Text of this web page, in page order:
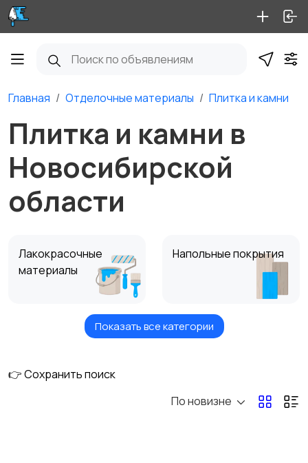
Главная Отделочные материалы Плитка и камни
Плитка и камни в
Новосибирской
области
Лакокрасочные
материалы
Напольные покрытия
Плитка и камни Потолки
Показать все категории
👉 Сохранить поиск
По новизне